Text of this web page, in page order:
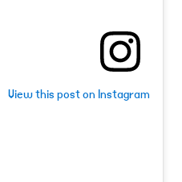
View this post on Instagram